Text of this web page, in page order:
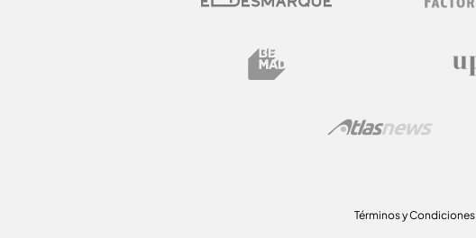
Términos y Condiciones